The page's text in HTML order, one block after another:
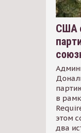
США
в
этом
два